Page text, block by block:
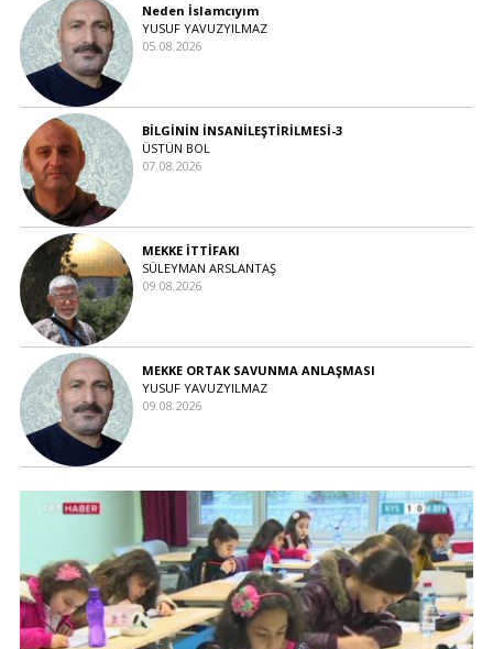
Neden İslamcıyım
YUSUF YAVUZYILMAZ
05.08.2026
BİLGİNİN İNSANİLEŞTİRİLMESİ-3
ÜSTÜN BOL
07.08.2026
MEKKE İTTİFAKI
SÜLEYMAN ARSLANTAŞ
09.08.2026
MEKKE ORTAK SAVUNMA ANLAŞMASI
YUSUF YAVUZYILMAZ
09.08.2026